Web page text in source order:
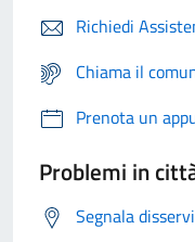
Richiedi
Chiama il
Prenota un
Problemi in
Segnala